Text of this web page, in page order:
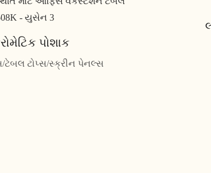
પોશાક
ટોપ્સ/સ્ક્રીન પેનલ્સ